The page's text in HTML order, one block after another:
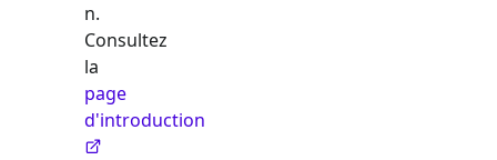
n.
Consultez
la
page
d'introduction